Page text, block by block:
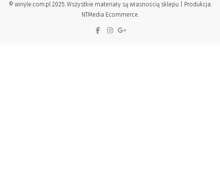
© winyle.com.pl 2025. Wszystkie materiały są własnością sklepu | Produkcja:
NTMedia Ecommerce.